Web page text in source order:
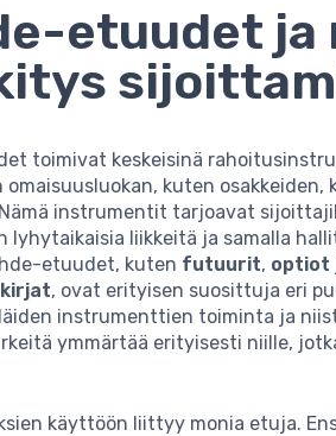
etuudet ja
toimivat keskeisinä
kuten osakkeiden,
instrumentit tarjoavat
lyhytaikaisia liikkeitä ja samalla
etuudet, kuten futuurit, optiot
, ovat erityisen suosittuja eri
instrumenttien toiminta ja
ymmärtää erityisesti niille,
käyttöön liittyy monia etuja.